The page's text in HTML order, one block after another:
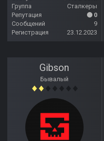
Группа
Сталкеры
Репутация
0
Сообщений
9
Регистрация
23.12.2023
Gibson
Бывалый